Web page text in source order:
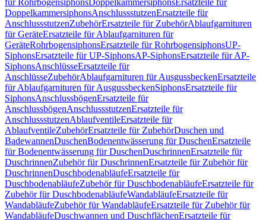
für RohrbogensiphonsDoppelkammersiphonsErsatzteile für
DoppelkammersiphonsAnschlussstutzenErsatzteile für
AnschlussstutzenZubehörErsatzteile für ZubehörAblaufgarnituren
für GeräteErsatzteile für Ablaufgarnituren für
GeräteRohrbogensiphonsErsatzteile für RohrbogensiphonsUP-
SiphonsErsatzteile für UP-SiphonsAP-SiphonsErsatzteile für AP-
SiphonsAnschlüsseErsatzteile für
AnschlüsseZubehörAblaufgarnituren für AusgussbeckenErsatzteile
für Ablaufgarnituren für AusgussbeckenSiphonsErsatzteile für
SiphonsAnschlussbögenErsatzteile für
AnschlussbögenAnschlussstutzenErsatzteile für
AnschlussstutzenAblaufventileErsatzteile für
AblaufventileZubehörErsatzteile für ZubehörDuschen und
BadewannenDuschenBodenentwässerung für DuschenErsatzteile
für Bodenentwässerung für DuschenDuschrinnenErsatzteile für
DuschrinnenZubehör für DuschrinnenErsatzteile für Zubehör für
DuschrinnenDuschbodenabläufeErsatzteile für
DuschbodenabläufeZubehör für DuschbodenabläufeErsatzteile für
Zubehör für DuschbodenabläufeWandabläufeErsatzteile für
WandabläufeZubehör für WandabläufeErsatzteile für Zubehör für
WandabläufeDuschwannen und DuschflächenErsatzteile für